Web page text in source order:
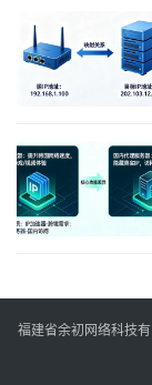
福建省余初网络科技